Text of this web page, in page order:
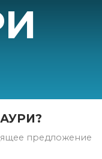
предложение